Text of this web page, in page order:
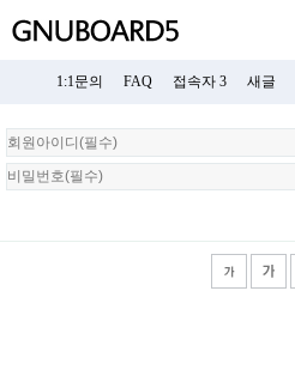
1:1문의 FAQ 접속자 3 새글
회
원
로